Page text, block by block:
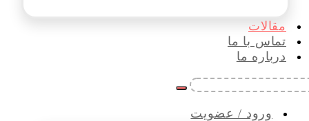
مقالات
تماس با ما
درباره ما
ورود / عضویت